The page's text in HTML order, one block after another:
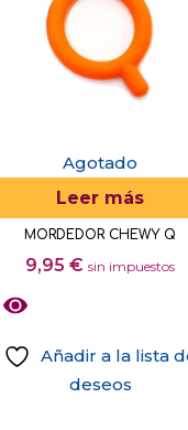
Agotado
Leer más
MORDEDOR CHEWY Q
9,95€ sin impuestos
Añadir a la lista
deseos